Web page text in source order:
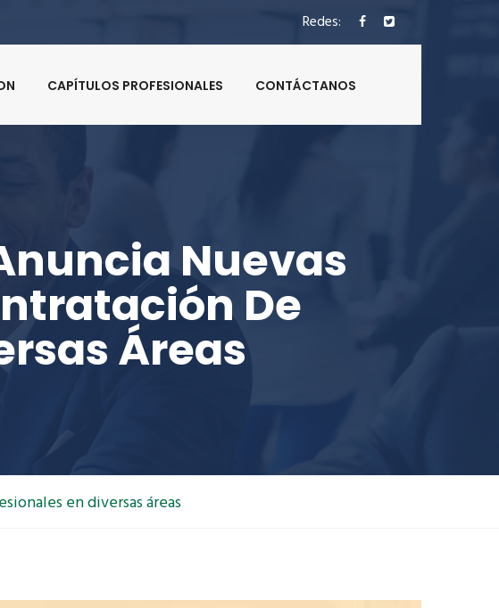
Redes:
CAPÍTULOS PROFESIONALES CONTÁCTANOS
Nuevas
De
Áreas
en diversas áreas